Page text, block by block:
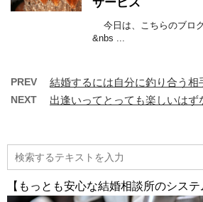
今日は、こちらのブロ
&nbs ...
PREV 結婚するには自分に釣り合う相
NEXT 出逢いってとっても楽しいはず
【もっとも安心な結婚相談所のシステ